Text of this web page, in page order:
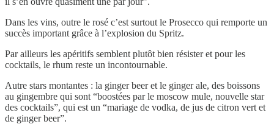
Dans les vins, outre le rosé c’est surtout le Prosecco qui remporte un
succès important grâce à l’explosion du Spritz.
Par ailleurs les apéritifs semblent plutôt bien résister et pour les
cocktails, le rhum reste un incontournable.
Autre stars montantes : la ginger beer et le ginger ale, des boissons
au gingembre qui sont “boostées par le moscow mule, nouvelle star
des cocktails”, qui est un “mariage de vodka, de jus de citron vert et
de ginger beer”.